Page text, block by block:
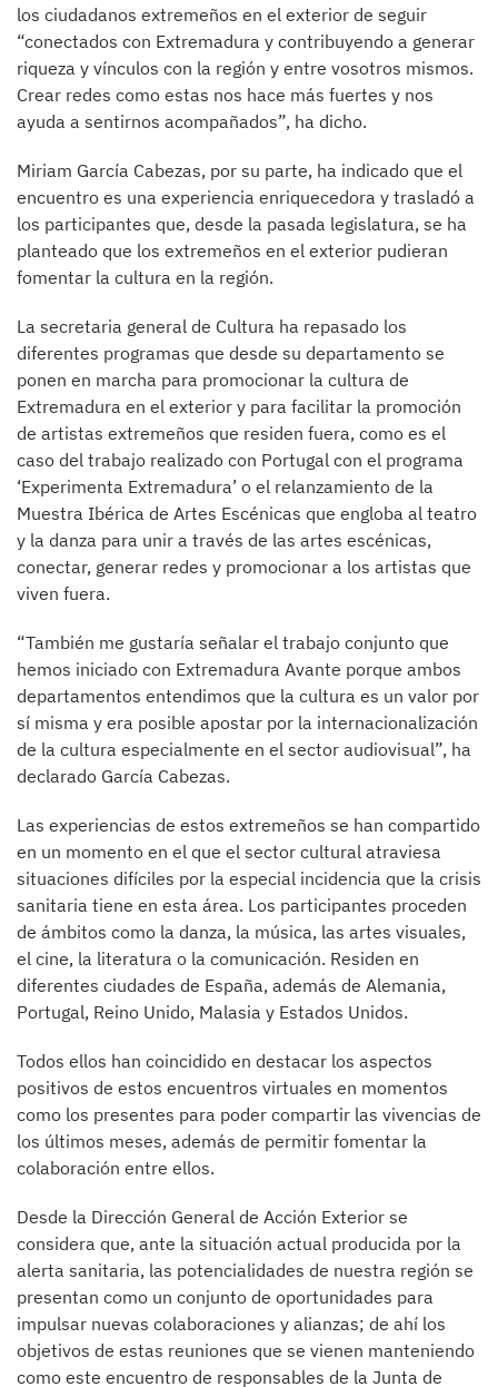
los ciudadanos extremeños en el exterior de seguir
“conectados con Extremadura y contribuyendo a generar
riqueza y vínculos con la región y entre vosotros mismos.
Crear redes como estas nos hace más fuertes y nos
ayuda a sentirnos acompañados”, ha dicho.
Miriam García Cabezas, por su parte, ha indicado que el
encuentro es una experiencia enriquecedora y trasladó a
los participantes que, desde la pasada legislatura, se ha
planteado que los extremeños en el exterior pudieran
fomentar la cultura en la región.
La secretaria general de Cultura ha repasado los
diferentes programas que desde su departamento se
ponen en marcha para promocionar la cultura de
Extremadura en el exterior y para facilitar la promoción
de artistas extremeños que residen fuera, como es el
caso del trabajo realizado con Portugal con el programa
‘Experimenta Extremadura’ o el relanzamiento de la
Muestra Ibérica de Artes Escénicas que engloba al teatro
y la danza para unir a través de las artes escénicas,
conectar, generar redes y promocionar a los artistas que
viven fuera.
“También me gustaría señalar el trabajo conjunto que
hemos iniciado con Extremadura Avante porque ambos
departamentos entendimos que la cultura es un valor por
sí misma y era posible apostar por la internacionalización
de la cultura especialmente en el sector audiovisual”, ha
declarado García Cabezas.
Las experiencias de estos extremeños se han compartido
en un momento en el que el sector cultural atraviesa
situaciones difíciles por la especial incidencia que la crisis
sanitaria tiene en esta área. Los participantes proceden
de ámbitos como la danza, la música, las artes visuales,
el cine, la literatura o la comunicación. Residen en
diferentes ciudades de España, además de Alemania,
Portugal, Reino Unido, Malasia y Estados Unidos.
Todos ellos han coincidido en destacar los aspectos
positivos de estos encuentros virtuales en momentos
como los presentes para poder compartir las vivencias de
los últimos meses, además de permitir fomentar la
colaboración entre ellos.
Desde la Dirección General de Acción Exterior se
considera que, ante la situación actual producida por la
alerta sanitaria, las potencialidades de nuestra región se
presentan como un conjunto de oportunidades para
impulsar nuevas colaboraciones y alianzas; de ahí los
objetivos de estas reuniones que se vienen manteniendo
como este encuentro de responsables de la Junta de